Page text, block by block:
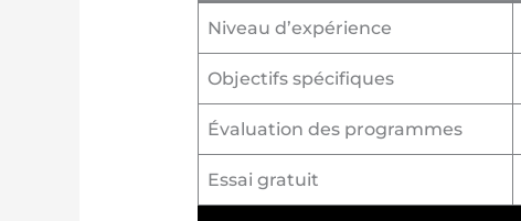
Niveau d’expérience
Objectifs spécifiques
Évaluation des programmes
Essai gratuit